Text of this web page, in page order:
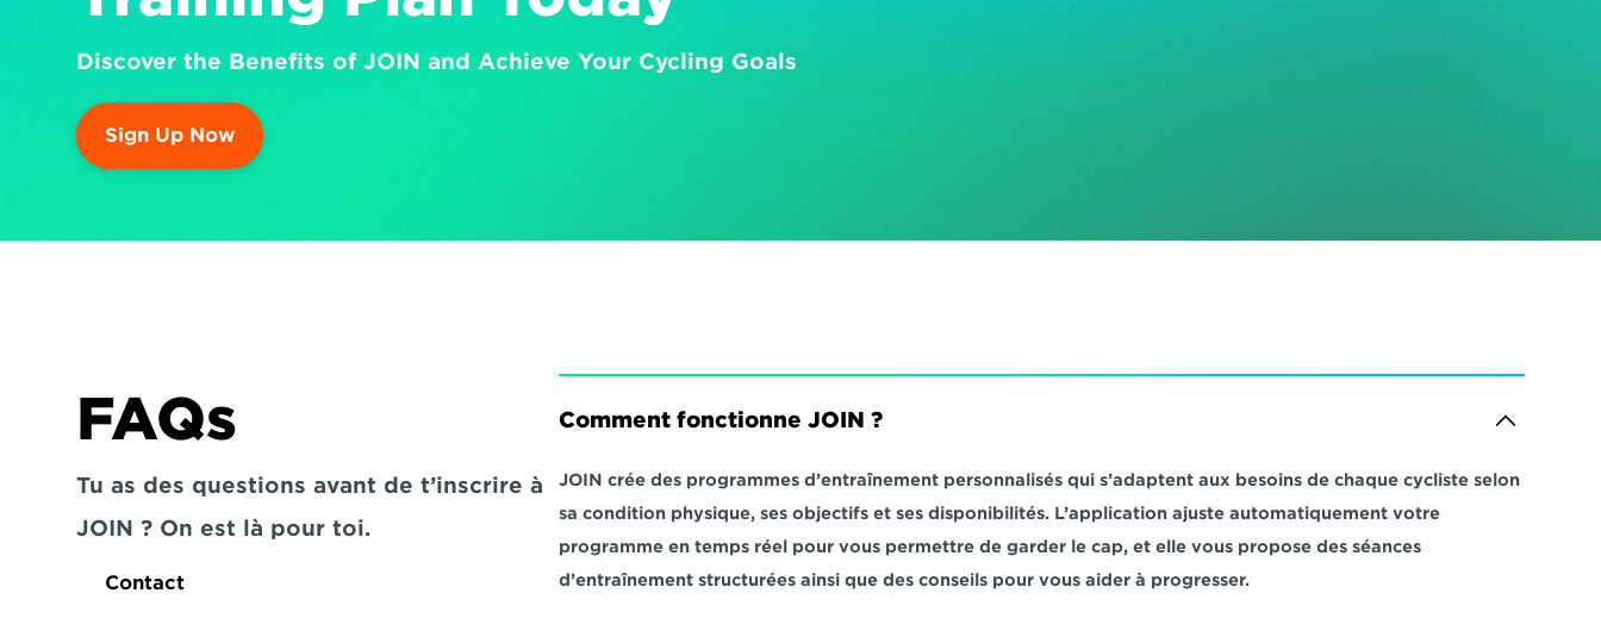
Discover the Benefits of JOIN and Achieve Your Cycling Goals
Sign Up Now
FAQs
Tu as des questions avant de t’inscrire à
JOIN ? On est là pour toi.
Contact
Comment fonctionne JOIN ?
JOIN crée des programmes d’entraînement personnalisés qui s’adaptent aux besoins de chaque cycliste selon
sa condition physique, ses objectifs et ses disponibilités. L’application ajuste automatiquement votre
programme en temps réel pour vous permettre de garder le cap, et elle vous propose des séances
d’entraînement structurées ainsi que des conseils pour vous aider à progresser.